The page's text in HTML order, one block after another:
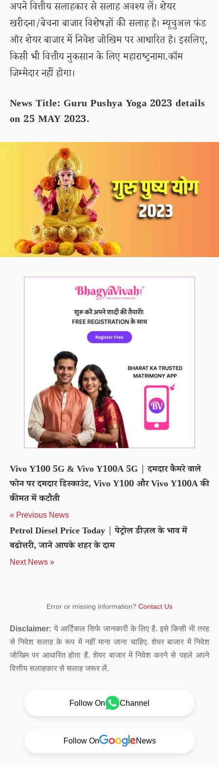
अपने वित्तीय सलाहकार से सलाह अवश्य लें। शेयर
खरीदना/बेचना बाजार विशेषज्ञों की सलाह है। म्यूचुअल फंड
और शेयर बाजार में निवेश जोखिम पर आधारित है। इसलिए,
किसी भी वित्तीय नुकसान के लिए महाराष्ट्रनामा.कॉम
जिम्मेदार नहीं होगा।
News Title: Guru Pushya Yoga 2023 details
on 25 MAY 2023.
Vivo Y100 5G & Vivo Y100A 5G | दमदार कैमरे वाले
फोन पर दमदार डिस्काउंट, Vivo Y100 और Vivo Y100A की
कीमत में कटौती
« Previous News
Petrol Diesel Price Today | पेट्रोल डीज़ल के भाव में
बढोत्तरी, जाने आपके शहर के दाम
Next News »
Error or missing information? Contact Us
Disclaimer: ये आर्टिकल सिर्फ जानकारी के लिए है. इसे किसी भी तरह
से निवेश सलाह के रूप में नहीं माना जाना चाहिए. शेयर बाजार में निवेश
जोखिम पर आधारित होता है. शेयर बाजार में निवेश करने से पहले अपने
वित्तीय सलाहकार से सलाह जरूर लें.
Follow On Channel
Follow On News